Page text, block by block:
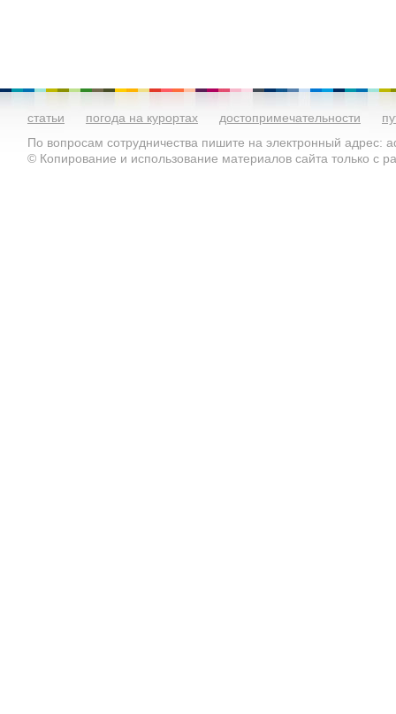
статьи погода на курортах достопримечательности
По вопросам сотрудничества пишите на электронный адрес:
© Копирование и использование материалов сайта только с